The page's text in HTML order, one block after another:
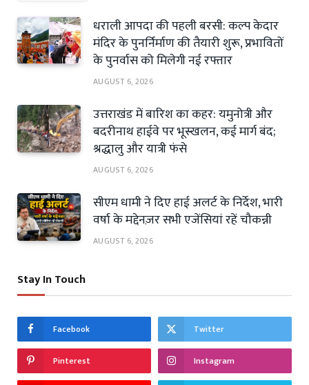
धराली आपदा की पहली बरसी: कल्प केदार
मंदिर के पुनर्निर्माण की तैयारी शुरू, प्रभावितों
के पुनर्वास को मिलेगी नई रफ्तार
AUGUST 6, 2026
उत्तराखंड में बारिश का कहर: यमुनोत्री और
बदरीनाथ हाईवे पर भूस्खलन, कई मार्ग बंद;
श्रद्धालु और यात्री फंसे
AUGUST 6, 2026
सीएम धामी ने दिए हाई अलर्ट के निर्देश, भारी
वर्षा के मद्देनज़र सभी एजेंसियां रहें चौकन्नी
AUGUST 6, 2026
Stay In Touch
Facebook Twitter
Pinterest Instagram